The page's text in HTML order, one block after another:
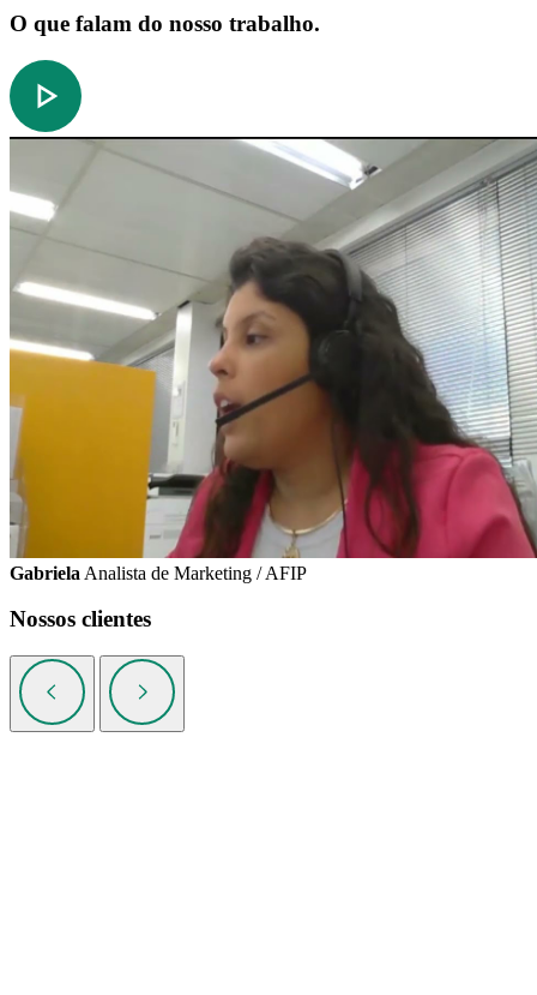
O que falam do nosso trabalho.
Gabriela Analista de Marketing / AFIP
Nossos clientes